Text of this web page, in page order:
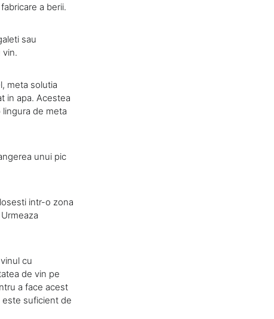
a berii.
sau
vin.
meta solutia
in apa. Acestea
de meta
unui pic
intr-o zona
cu
de vin pe
a face acest
este suficient de